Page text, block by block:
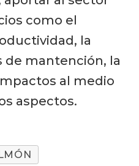
como el
la
de mantención, la
al medio
aspectos.